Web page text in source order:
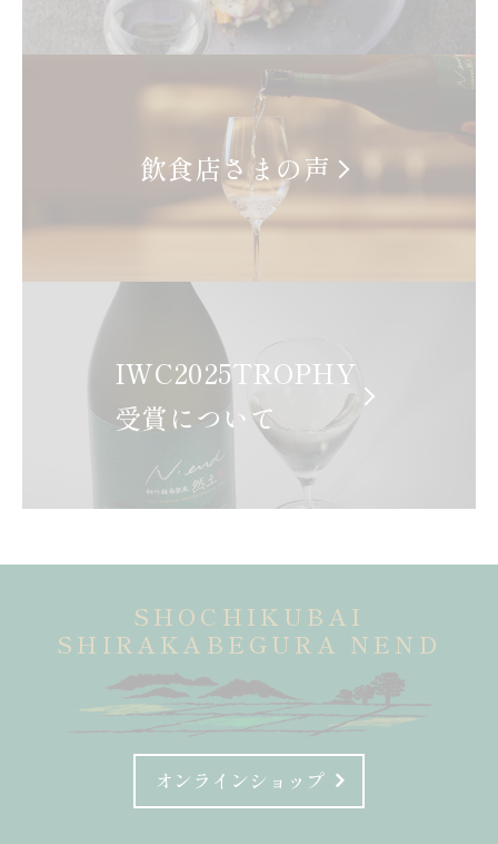
飲食店さまの声
IWC2025TROPHY
受賞について
SHOCHIKUBAI
SHIRAKABEGURA NEND
オンラインショップ